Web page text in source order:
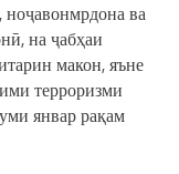
ва
на ҷабҳаи
макон, яъне
терроризми
январ рақам